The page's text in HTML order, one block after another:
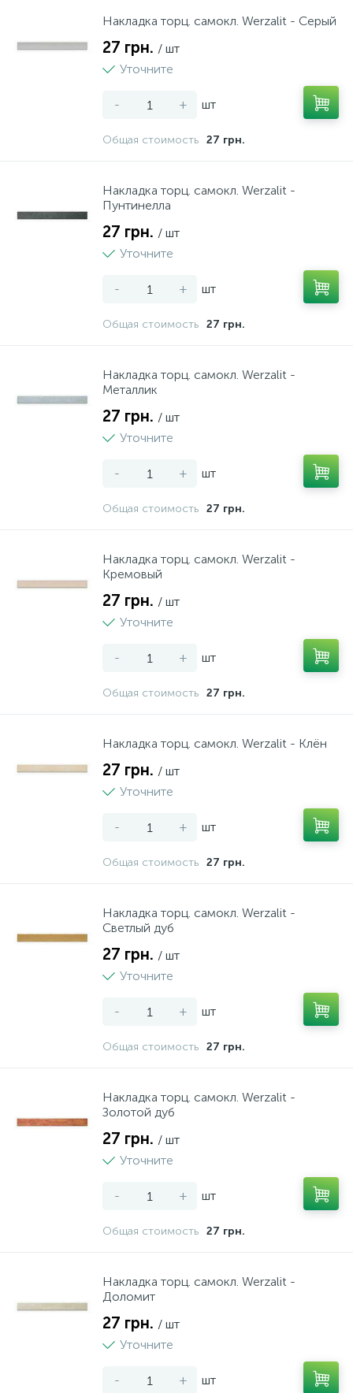
Накладка торц. самокл. Werzalit - Серый
27 грн. / шт
Уточните
- + шт
Общая стоимость 27 грн.
Накладка торц. самокл. Werzalit -
Пунтинелла
27 грн. / шт
Уточните
- + шт
Общая стоимость 27 грн.
Накладка торц. самокл. Werzalit -
Металлик
27 грн. / шт
Уточните
- + шт
Общая стоимость 27 грн.
Накладка торц. самокл. Werzalit -
Кремовый
27 грн. / шт
Уточните
- + шт
Общая стоимость 27 грн.
Накладка торц. самокл. Werzalit - Клён
27 грн. / шт
Уточните
- + шт
Общая стоимость 27 грн.
Накладка торц. самокл. Werzalit -
Светлый дуб
27 грн. / шт
Уточните
- + шт
Общая стоимость 27 грн.
Накладка торц. самокл. Werzalit -
Золотой дуб
27 грн. / шт
Уточните
- + шт
Общая стоимость 27 грн.
Накладка торц. самокл. Werzalit -
Доломит
27 грн. / шт
Уточните
- + шт
Террасная доска
Подложка
Двери Неман Десна
Двери Неман Оптима
Сумки, рюкзаки, валізи
Фото техніка
Принтери, сканери, БФП
Столы и стулья
Мала кухонна техніка
Пластикові меблі